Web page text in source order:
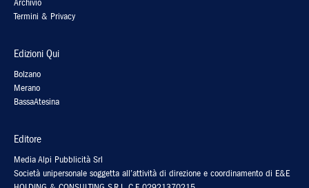
Termini & Privacy
Edizioni Qui
Bolzano
Merano
BassaAtesina
Editore
Media Alpi Pubblicità Srl
Società unipersonale soggetta all’attività di direzione e coordinamento di E&E